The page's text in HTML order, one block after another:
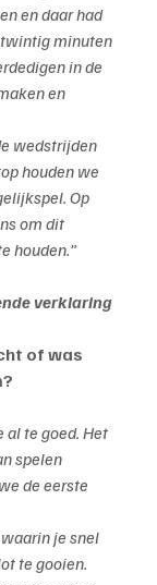
en daar had
twintig minuten
in de
en
wedstrijden
houden we
Op
om dit
houden.”
verklaring
of was
al te goed. Het
spelen
de eerste
je snel
te gooien.